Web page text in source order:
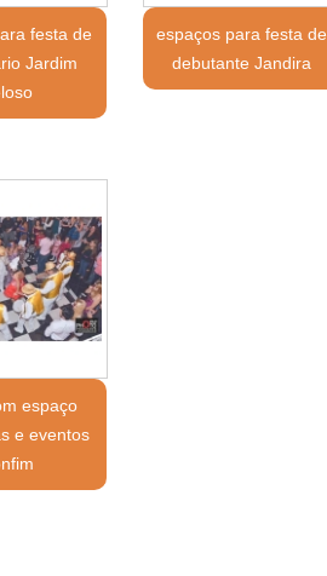
festa de
Jardim
espaços para festa de
debutante Jandira
espaço
e eventos